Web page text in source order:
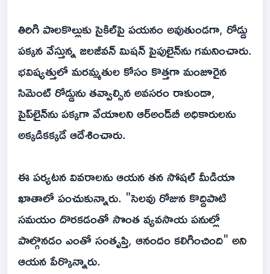
తిరిగి పాలకొల్లుకు సైకిల్‌పై పయనం అవుతుండగా, రోడ్డు
పక్కన వేస్తున్న జలజీవన్ మిషన్ పైపులైన్‌ను గమనించారు.
భవిష్యత్తులో మరమ్మతుల కోసం కొత్తగా మంజూరైన
సిమెంట్ రోడ్డును తవ్వాల్సిన అవసరం రాకుండా,
పైప్‌లైన్‌ను పక్కగా వేయాలని ఆర్‌అండ్‌బీ అధికారులను
అక్కడికక్కడే ఆదేశించారు.
ఈ పర్యటన వివరాలను ఆయన తన సోషల్ మీడియా
ఖాతాలో పంచుకున్నారు. "సెలవు రోజున కొద్దిపాటి
సమయం దొరకడంతో సొంత వ్యవసాయ పనుల్లో
పాల్గొనడం ఎంతో సంతృప్తి, ఆనందం కలిగించింది" అని
ఆయన పేర్కొన్నారు.